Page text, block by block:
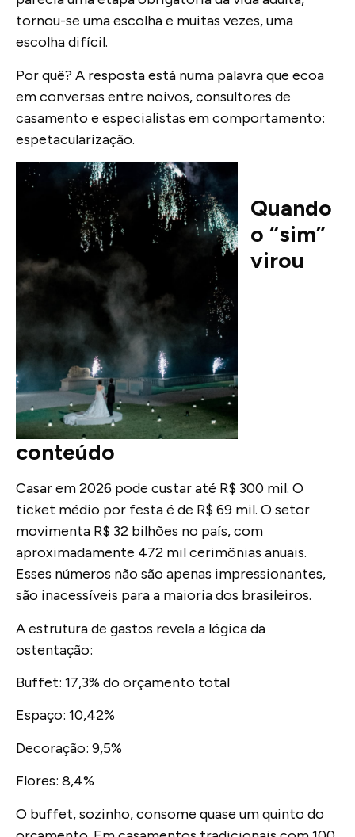
tornou-se uma escolha e muitas vezes, uma
escolha difícil.
Por quê? A resposta está numa palavra que ecoa
em conversas entre noivos, consultores de
casamento e especialistas em comportamento:
espetacularização.
Quando
o “sim”
virou
conteúdo
Casar em 2026 pode custar até R$ 300 mil. O
ticket médio por festa é de R$ 69 mil. O setor
movimenta R$ 32 bilhões no país, com
aproximadamente 472 mil cerimônias anuais.
Esses números não são apenas impressionantes,
são inacessíveis para a maioria dos brasileiros.
A estrutura de gastos revela a lógica da
ostentação:
Buffet: 17,3% do orçamento total
Espaço: 10,42%
Decoração: 9,5%
Flores: 8,4%
O buffet, sozinho, consome quase um quinto do